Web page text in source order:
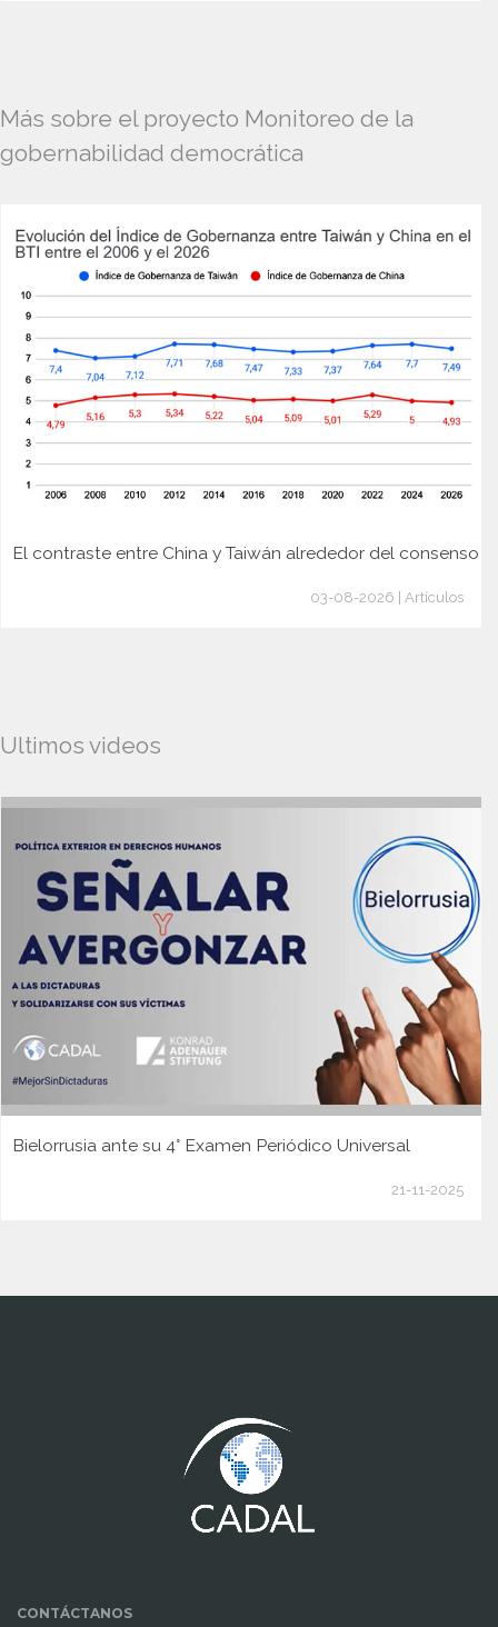
Más sobre el proyecto Monitoreo de la
gobernabilidad democrática
El contraste entre China y Taiwán alrededor del consenso
03-08-2026 | Artículos
Ultimos videos
Bielorrusia ante su 4° Examen Periódico Universal
21-11-2025
CONTÁCTANOS